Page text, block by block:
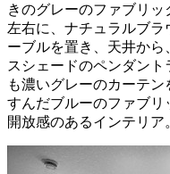
きのグレーのファブリ
左右に、ナチュラルブ
ーブルを置き、天井か
スシェードのペンダン
も濃いグレーのカーテ
すんだブルーのファブリ
開放感のあるインテリア